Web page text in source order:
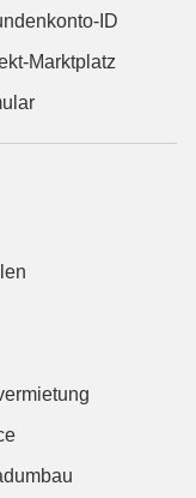
ID
Marktplatz